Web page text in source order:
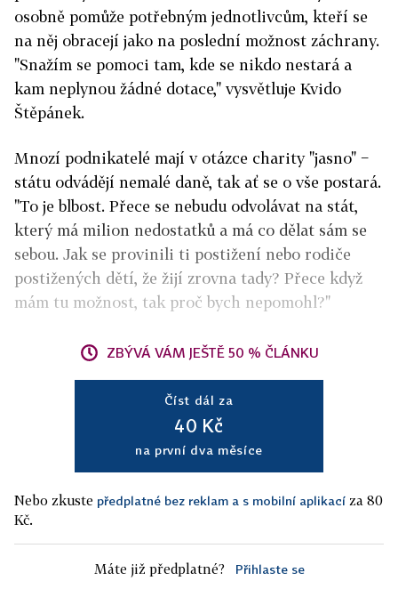
osobně pomůže potřebným jednotlivcům, kteří se
na něj obracejí jako na poslední možnost záchrany.
"Snažím se pomoci tam, kde se nikdo nestará a
kam neplynou žádné dotace," vysvětluje Kvido
Štěpánek.
Mnozí podnikatelé mají v otázce charity "jasno" −
státu odvádějí nemalé daně, tak ať se o vše postará.
"To je blbost. Přece se nebudu odvolávat na stát,
který má milion nedostatků a má co dělat sám se
sebou. Jak se provinili ti postižení nebo rodiče
postižených dětí, že žijí zrovna tady? Přece když
mám tu možnost, tak proč bych nepomohl?"
ZBÝVÁ VÁM JEŠTĚ 50 % ČLÁNKU
Číst dál za
40 Kč
na první dva měsíce
Nebo zkuste předplatné bez reklam a s mobilní aplikací za 80
Kč.
Máte již předplatné? Přihlaste se